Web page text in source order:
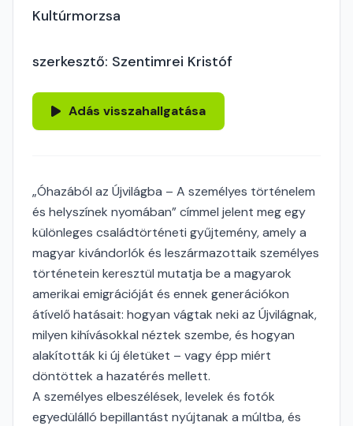
Kultúrmorzsa
szerkesztő: Szentimrei Kristóf
Adás visszahallgatása
„Óhazából az Újvilágba – A személyes történelem
és helyszínek nyomában” címmel jelent meg egy
különleges családtörténeti gyűjtemény, amely a
magyar kivándorlók és leszármazottaik személyes
történetein keresztül mutatja be a magyarok
amerikai emigrációját és ennek generációkon
átívelő hatásait: hogyan vágtak neki az Újvilágnak,
milyen kihívásokkal néztek szembe, és hogyan
alakították ki új életüket – vagy épp miért
döntöttek a hazatérés mellett.
A személyes elbeszélések, levelek és fotók
egyedülálló bepillantást nyújtanak a múltba, és